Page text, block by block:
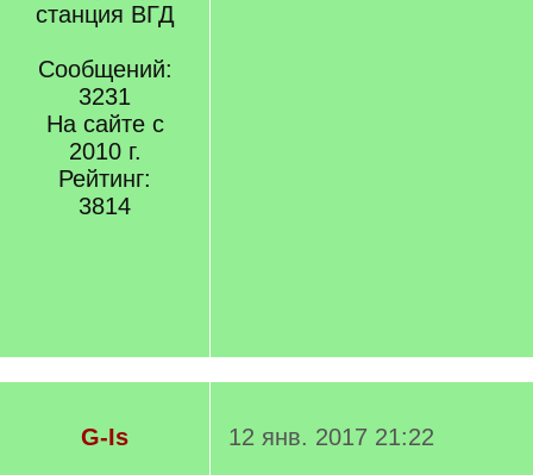
станция ВГД
Сообщений:
3231
На сайте с
2010 г.
Рейтинг:
3814
G-Is
12 янв. 2017 21:22